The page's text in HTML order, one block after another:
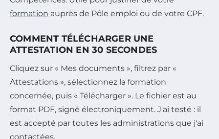
formation auprès de Pôle emploi ou de votre CPF.
COMMENT TÉLÉCHARGER UNE
ATTESTATION EN 30 SECONDES
Cliquez sur « Mes documents », filtrez par «
Attestations », sélectionnez la formation
concernée, puis « Télécharger ». Le fichier est au
format PDF, signé électroniquement. J'ai testé : il
est accepté par toutes les administrations que j'ai
contactées.